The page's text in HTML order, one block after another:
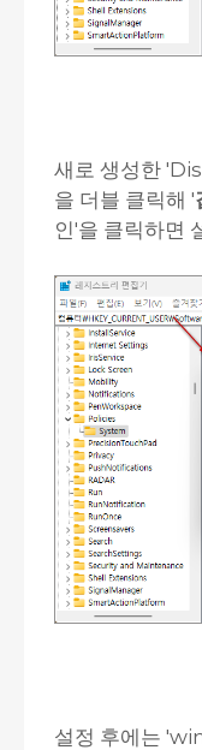
새로 생성한
을 더블 클릭해 '
인'을 클릭하면
설정 후에는